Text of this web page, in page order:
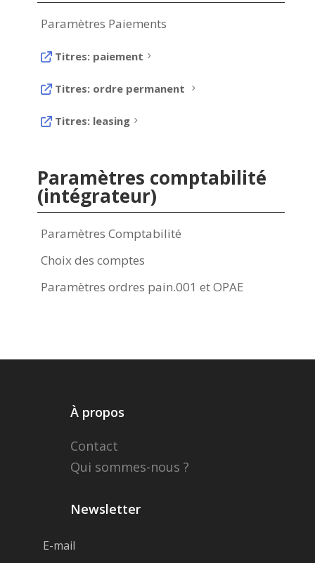
Paramètres Paiements
Titres: paiement 5
Titres: ordre permanent 5
Titres: leasing 5
Paramètres comptabilité
(intégrateur)
Paramètres Comptabilité
Choix des comptes
Paramètres ordres pain.001 et OPAE
À propos
Contact
Qui sommes-nous ?
Newsletter